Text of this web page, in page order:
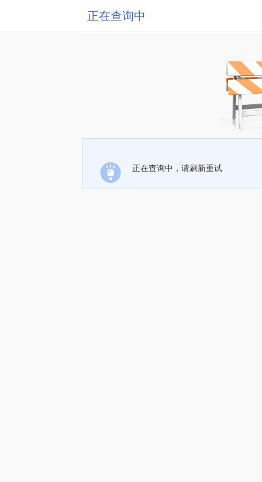
正在查询中
正在查询中，请刷新重试